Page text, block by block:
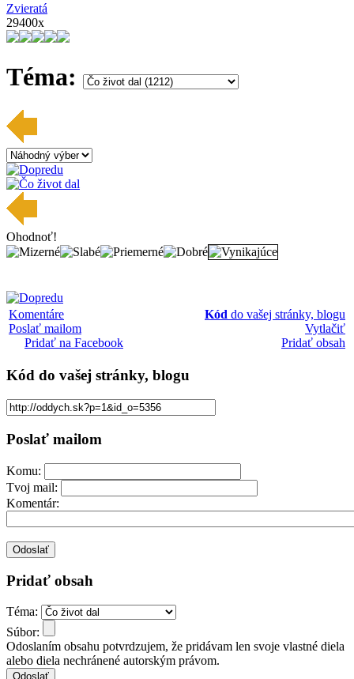
Zvieratá
29400x
Téma:
Ohodnoť!
Komentáre
Poslať mailom
Pridať na Facebook
Kód do vašej stránky, blogu
Vytlačiť
Pridať obsah
Kód do vašej stránky, blogu
Poslať mailom
Komu:
Tvoj mail:
Komentár:
Pridať obsah
Téma:
Súbor:
Odoslaním obsahu potvrdzujem, že pridávam len svoje vlastné diela
alebo diela nechránené autorským právom.